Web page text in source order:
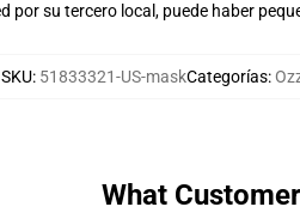
por su tercero local, puede haber
SKU: 51833321-US-maskCategorías:
What